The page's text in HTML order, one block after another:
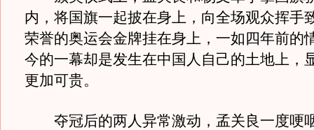
内，将国旗一起披在身上，向全场观众挥手
荣誉的奥运会金牌挂在身上，一如四年前的
今的一幕却是发生在中国人自己的土地上，
更加可贵。
夺冠后的两人异常激动，孟关良一度哽